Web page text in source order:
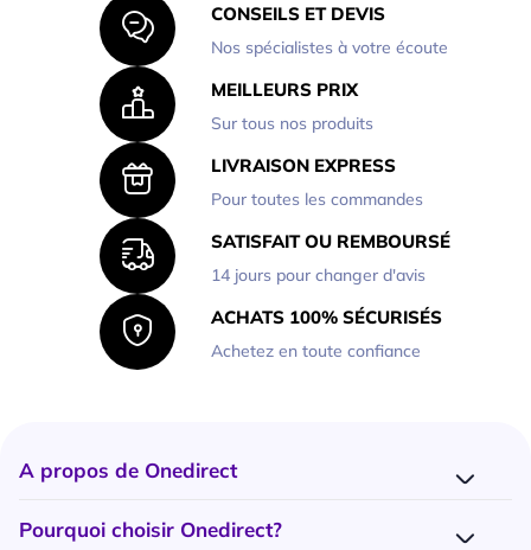
CONSEILS ET DEVIS
Nos spécialistes à votre écoute
MEILLEURS PRIX
Sur tous nos produits
LIVRAISON EXPRESS
Pour toutes les commandes
SATISFAIT OU REMBOURSÉ
14 jours pour changer d'avis
ACHATS 100% SÉCURISÉS
Achetez en toute confiance
A propos de Onedirect
Nos marques
Pourquoi choisir Onedirect?